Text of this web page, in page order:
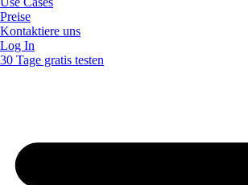
Preise
Kontaktiere uns
Log In
30 Tage gratis testen